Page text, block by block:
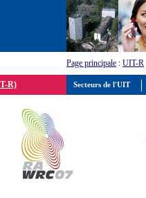
Page principale : UIT-R
R) Secteurs de l'UIT